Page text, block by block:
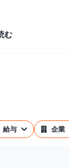
む
給与 企業